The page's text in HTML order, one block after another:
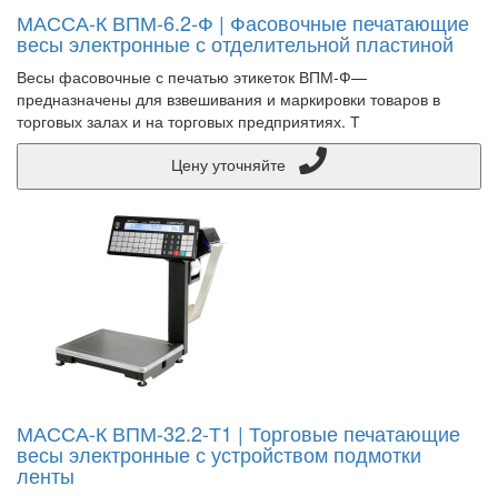
МАССА-К ВПМ-6.2-Ф | Фасовочные печатающие
весы электронные с отделительной пластиной
Весы фасовочные с печатью этикеток ВПМ-Ф—
предназначены для взвешивания и маркировки товаров в
торговых залах и на торговых предприятиях. Т
МАССА-К ВПМ-32.2-Т1 | Торговые печатающие
весы электронные с устройством подмотки
ленты